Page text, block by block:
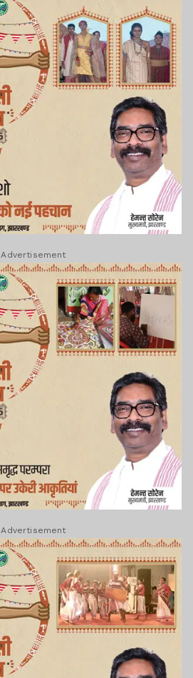
Advertisement
Advertisement